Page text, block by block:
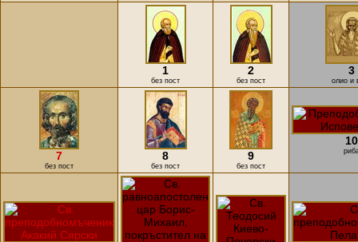
1
без пост
2
без пост
3
олио и
7
без пост
8
без пост
9
без пост
10